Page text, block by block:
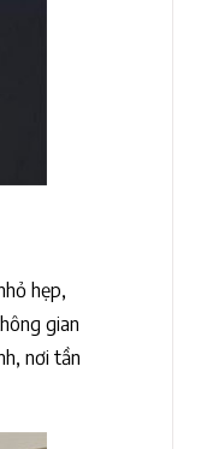
hẹp,
gian
nơi tần